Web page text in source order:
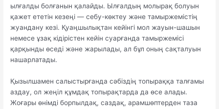
ылғалды болғанын қалайды. Ылғалдың молырақ болуын
қажет ететін кезеңі — себу-көктеу және тамыржемістің
жуандану кезі. Қуаңшылықтан кейінгі мол жауын-шашын
немесе ұзақ кідірістен кейін суарғанда тамыржемісі
қарқынды өседі және жарылады, ал бұл оның сақталуын
нашарлатады.
Қызылшамен салыстырғанда сәбіздің топыраққа талғамы
аздау, ол жеңіл құмдақ топырақтарда да өсе алады.
Жоғары өнімді борпылдақ, саздақ, арамшөптерден таза